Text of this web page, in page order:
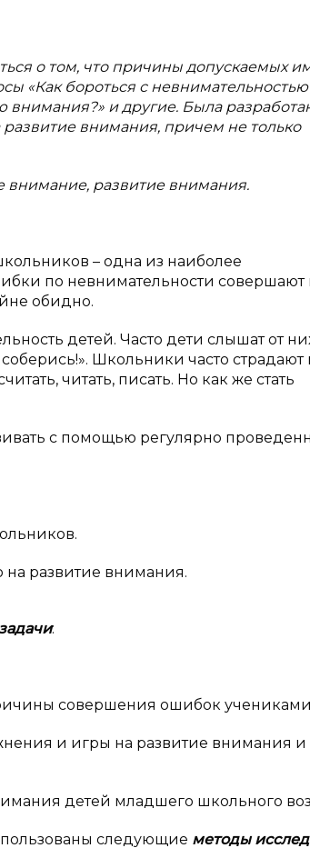
о том, что причины допускаемых
«Как бороться с
и другие. Была
развитие внимания, причем не только
внимание, развитие внимания.
– одна из наиболее
по невнимательности совершают
обидно.
детей. Часто дети слышат от
Школьники часто страдают
читать, писать. Но как же стать
с помощью регулярно
на развитие внимания.
:
совершения ошибок
и игры на развитие внимания и
детей младшего школьного
следующие методы